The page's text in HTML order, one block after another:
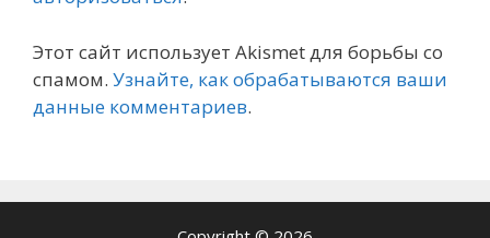
Этот сайт использует Akismet для борьбы со
спамом. Узнайте, как обрабатываются ваши
данные комментариев.